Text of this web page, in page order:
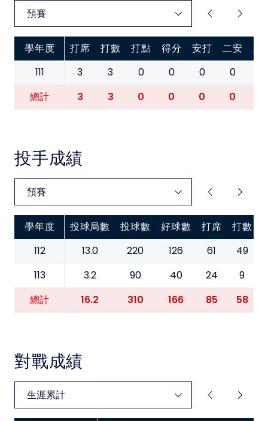
學年度 打席 打數 打點 得分 安打 二安 三
111 3 3 0 0 0 0
總計 3 3 0 0 0 0
投手成績
學年度 投球局數 投球數 好球數 打席 打數
112 13.0 220 126 61
49
113
3.2 90 40 24 9
總計 16.2 310 166 85 58
對戰成績